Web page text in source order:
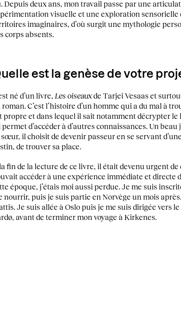
Depuis deux ans, mon travail passe par une
visuelle et une exploration sensorielle
imaginaires, d’où surgit une mythologie
corps absents.
est la genèse de votre
né d’un livre, Les oiseauxde Tarjei Vesaas et
roman. C’est l’histoire d’un homme qui a du mal à
propre et dans lequel il sait notamment décrypter le
d’accéder à d’autres connaissances. Un
sœur, il choisit de devenir passeur en se servant
de trouver sa place.
fin de la lecture de ce livre, il était devenu urgent
accéder à une expérience immédiate et directe
époque, j’étais moi aussi perdue. Je me suis
nourrir, puis je suis partie en Norvège un mois
Je suis allée à Oslo puis je me suis dirigée vers
avant de terminer mon voyage à Kirkenes.